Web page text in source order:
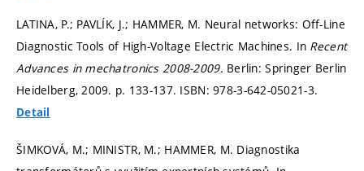
LATINA, P.; PAVLÍK, J.; HAMMER, M. Neural networks: Off-Line
Diagnostic Tools of High-Voltage Electric Machines. In Recent
Advances in mechatronics 2008-2009. Berlin: Springer Berlin
Heidelberg, 2009. p. 133-137. ISBN: 978-3-642-05021-3.
Detail
ŠIMKOVÁ, M.; MINISTR, M.; HAMMER, M. Diagnostika